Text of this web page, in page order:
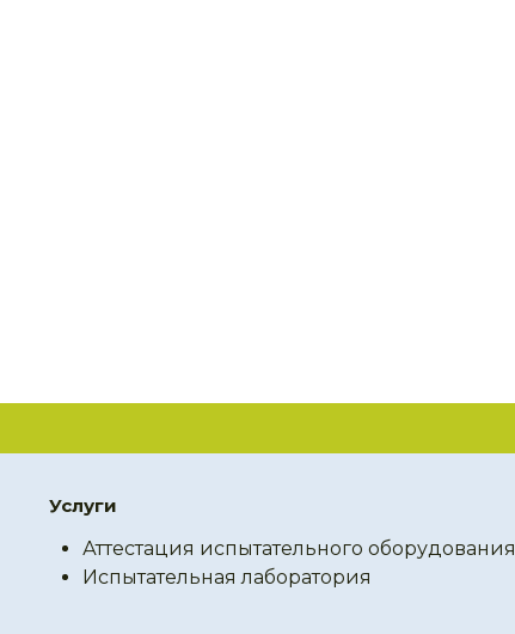
Услуги
Аттестация испытательного оборудования
Испытательная лаборатория